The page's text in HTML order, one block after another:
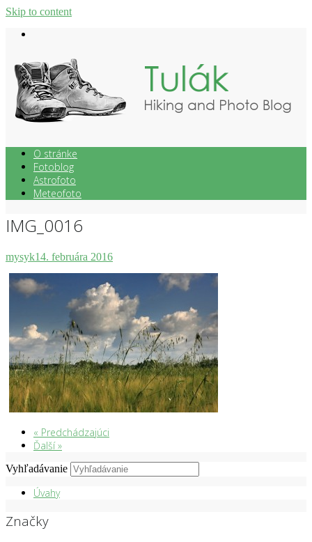
Skip to content
O stránke
Fotoblog
Astrofoto
Meteofoto
IMG_0016
mysyk14. februára 2016
« Predchádzajúci
Ďalší »
Vyhľadávanie
Úvahy
Značky